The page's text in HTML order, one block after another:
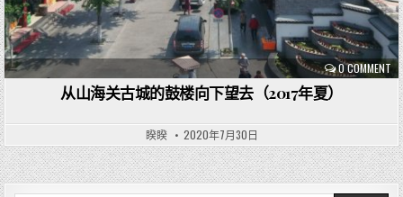
0 COMMENT
从山海关古城的鼓楼向下望去（2017年夏）
睽睽 2020年7月30日